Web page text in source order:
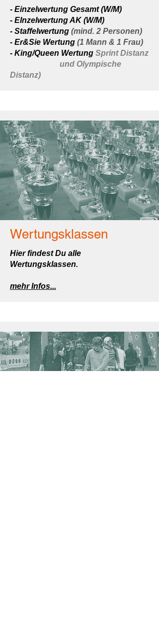
- Einzelwertung Gesamt (W/M)
- EInzelwertung AK (W/M)
- Staffelwertung (mind. 2 Personen)
- Er&Sie Wertung (1 Mann & 1 Frau)
- King/Queen Wertung Sprint Distanz
und Olympische
Distanz)
Wertungsklassen
Hier findest Du alle
Wertungsklassen.
mehr Infos...